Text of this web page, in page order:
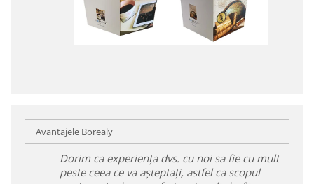
Avantajele Borealy
Dorim ca experiența dvs. cu noi sa fie cu mult
peste ceea ce va așteptați, astfel ca scopul